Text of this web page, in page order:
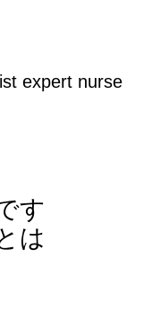
expert nurse
す
は